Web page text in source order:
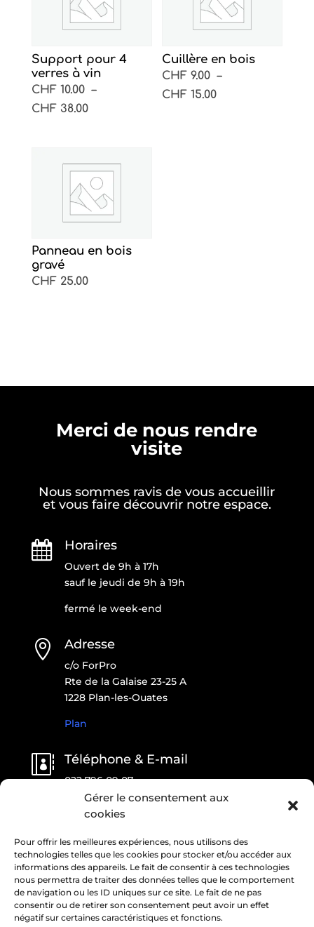
Gérer le consentement aux
cookies
Pour offrir les meilleures expériences, nous utilisons des
technologies telles que les cookies pour stocker et/ou accéder aux
informations des appareils. Le fait de consentir à ces technologies
nous permettra de traiter des données telles que le comportement
de navigation ou les ID uniques sur ce site. Le fait de ne pas
consentir ou de retirer son consentement peut avoir un effet
négatif sur certaines caractéristiques et fonctions.
Support pour 4
verres à vin
CHF10.00 –
CHF38.00Plage
CHF 10.00
à
CHF 38.00
Cuillère en bois
CHF 9.00 –
CHF 15.00Plage
Panneau en bois
gravé
CHF25.00
Merci de nous rendre
visite
Nous sommes ravis de vous accueillir
et vous faire découvrir notre espace.
 Horaires
Ouvert de 9h à 17h
sauf le jeudi de 9h à 19h
fermé le week-end
 Adresse
c/o ForPro
Rte de la Galaise 23-25 A
1228 Plan-les-Ouates
Plan
 Téléphone & E-mail
022 796 09 07
contact@onlfait.ch
CONTACTEZ-NOUS !